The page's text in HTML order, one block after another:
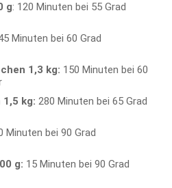
g: 120 Minuten bei 55 Grad
Minuten bei 60 Grad
1,3 kg: 150 Minuten bei 60
kg: 280 Minuten bei 65 Grad
Minuten bei 90 Grad
g: 15 Minuten bei 90 Grad